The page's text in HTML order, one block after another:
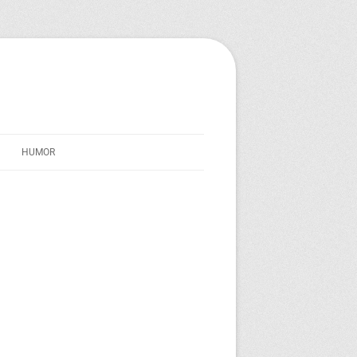
HUMOR